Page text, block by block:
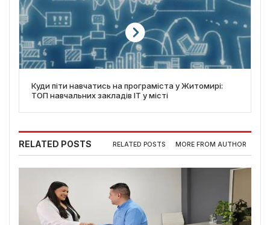
Куди піти навчатись на програміста у Житомирі:
ТОП навчальних закладів ІТ у місті
RELATED POSTS RELATED POSTS MORE FROM AUTHOR